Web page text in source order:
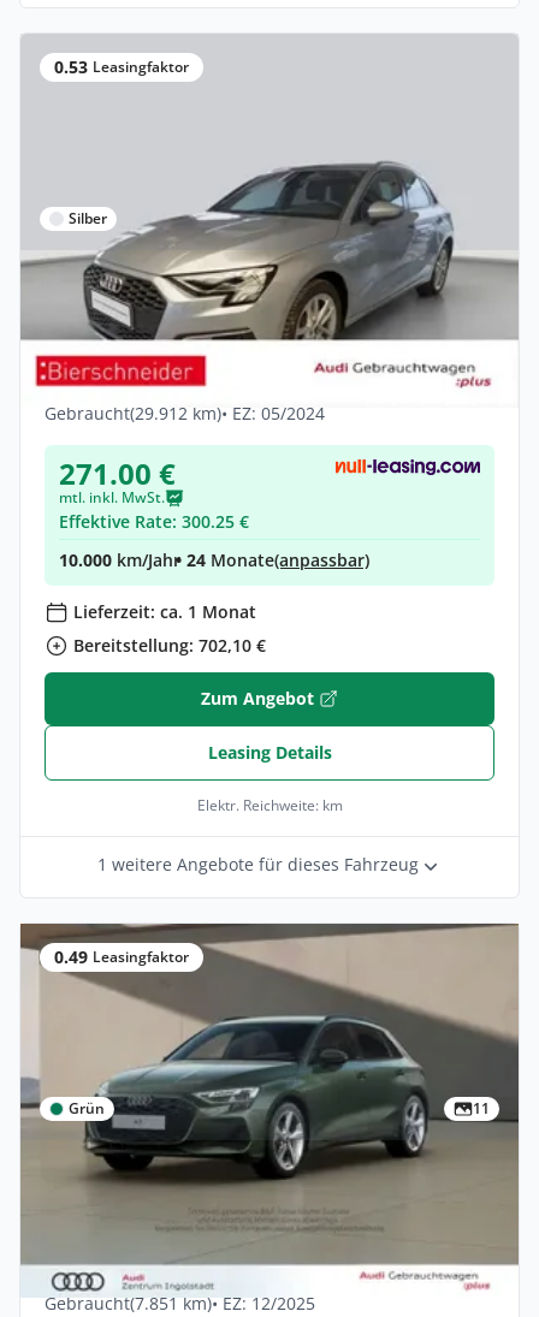
0.53 Leasingfaktor
Silber
Privat & Gewerbe
Audi A3 Sportback 40 TFSI e LED ACC CAM
NAVI SHZ
Hybrid •Automatik •204 PS (150 kW)
Gebraucht(29.912 km)• EZ: 05/2024
271.00 €
mtl. inkl. MwSt.
Effektive Rate: 300.25 €
10.000 km/Jahr• 24 Monate(anpassbar)
Lieferzeit: ca. 1 Monat
Bereitstellung: 702,10 €
Zum Angebot
Leasing Details
Elektr. Reichweite: km
1 weitere Angebote für dieses Fahrzeug
0.49 Leasingfaktor
Grün 11
Privat
Audi A3 Sportback TFSI e AHK LED STHZG
Hybrid • Automatik •
203 PS (150 kW)
Gebraucht(7.851 km)• EZ: 12/2025